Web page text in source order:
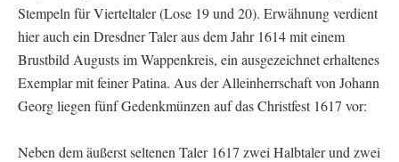
Stempeln für Vierteltaler (Lose 19 und 20). Erwähnung verdient
hier auch ein Dresdner Taler aus dem Jahr 1614 mit einem
Brustbild Augusts im Wappenkreis, ein ausgezeichnet erhaltenes
Exemplar mit feiner Patina. Aus der Alleinherrschaft von Johann
Georg liegen fünf Gedenkmünzen auf das Christfest 1617 vor:
Neben dem äußerst seltenen Taler 1617 zwei Halbtaler und zwei